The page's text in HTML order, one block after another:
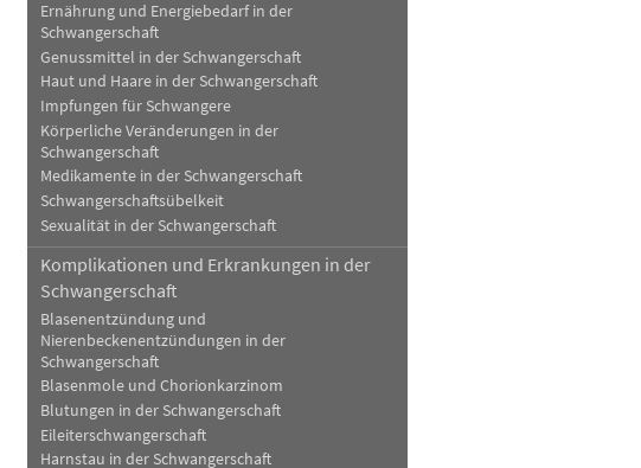
Ernährung und Energiebedarf in der
Schwangerschaft
Genussmittel in der Schwangerschaft
Haut und Haare in der Schwangerschaft
Impfungen für Schwangere
Körperliche Veränderungen in der
Schwangerschaft
Medikamente in der Schwangerschaft
Schwangerschaftsübelkeit
Sexualität in der Schwangerschaft
Komplikationen und Erkrankungen in der
Schwangerschaft
Blasenentzündung und
Nierenbeckenentzündungen in der
Schwangerschaft
Blasenmole und Chorionkarzinom
Blutungen in der Schwangerschaft
Eileiterschwangerschaft
Harnstau in der Schwangerschaft